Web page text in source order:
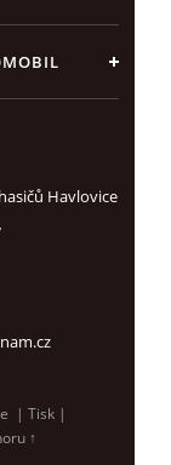
Havlovice
| Tisk |
↑